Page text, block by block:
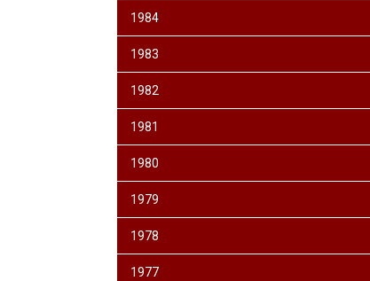
1984
1983
1982
1981
1980
1979
1978
1977